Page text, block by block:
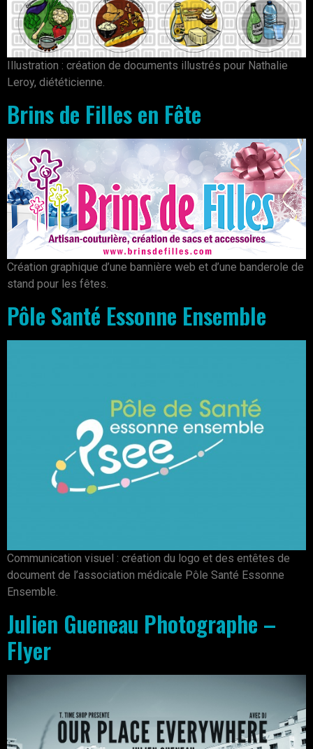
Illustration : création de documents illustrés pour Nathalie
Leroy, diététicienne.
Brins de Filles en Fête
Création graphique d’une bannière web et d’une banderole de
stand pour les fêtes.
Pôle Santé Essonne Ensemble
Communication visuel : création du logo et des entêtes de
document de l’association médicale Pôle Santé Essonne
Ensemble.
Julien Gueneau Photographe –
Flyer